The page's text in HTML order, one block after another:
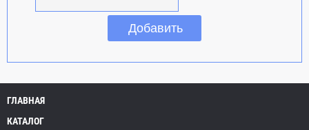
ГЛАВНАЯ
КАТАЛОГ